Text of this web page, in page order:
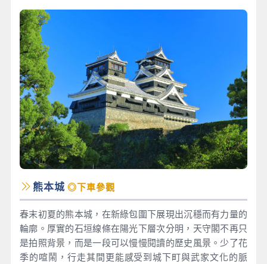
熊本城 ◎下車參觀
春末初夏的熊本城，在新綠包圍下展現出沉穩而有力量的
輪廓。厚實的石垣線條在陽光下層次分明，天守閣不再只
是拍照背景，而是一段可以慢慢閱讀的歷史風景。少了花
季的喧鬧，行走其間更能感受到城下町與武家文化的脈